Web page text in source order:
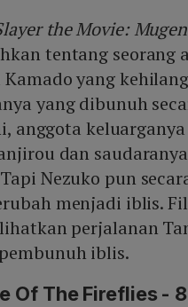
the Movie:
tentang seorang
yang
yang dibunuh
anggota
dan
Nezuko pun
menjadi iblis.
perjalanan
iblis.
Of The Fireflies -